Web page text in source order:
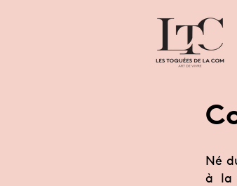
Né
à la